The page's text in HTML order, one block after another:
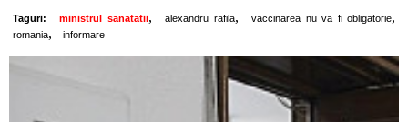
Taguri: ministrul sanatatii, alexandru rafila, vaccinarea nu va fi obligatorie,
romania, informare